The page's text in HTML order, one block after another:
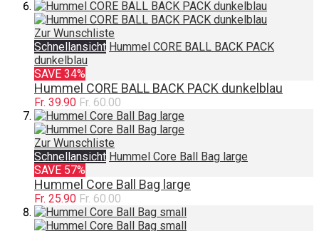
Zur Wunschliste
Schnellansicht Hummel CORE BALL BACK PACK
dunkelblau
SAVE 34%
Hummel CORE BALL BACK PACK dunkelblau
Fr. 39.90 Fr. 60.00
Zur Wunschliste
Schnellansicht Hummel Core Ball Bag large
SAVE 57%
Hummel Core Ball Bag large
Fr. 25.90 Fr. 60.00